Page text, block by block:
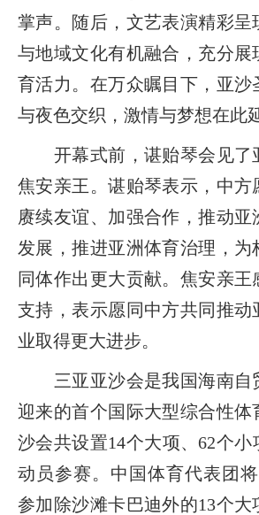
掌声。随后，文艺表演精彩呈
与地域文化有机融合，充分展
育活力。在万众瞩目下，亚沙
与夜色交织，激情与梦想在此
开幕式前，谌贻琴会见了
焦安亲王。谌贻琴表示，中方
赓续友谊、加强合作，推动亚
发展，推进亚洲体育治理，为
同体作出更大贡献。焦安亲王
支持，表示愿同中方共同推动
业取得更大进步。
三亚亚沙会是我国海南自
迎来的首个国际大型综合性体
沙会共设置14个大项、62个小
动员参赛。中国体育代表团
参加除沙滩卡巴迪外的13个大